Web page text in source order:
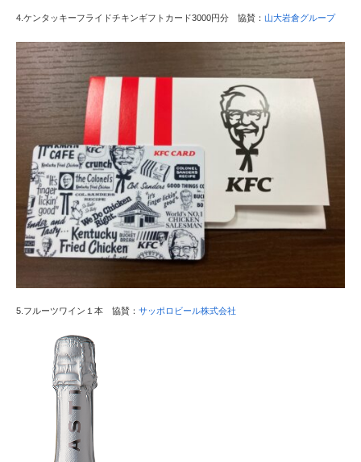
4.ケンタッキーフライドチキンギフトカード3000円分 協賛： 山大岩倉グループ
5.フルーツワイン１本 協賛： サッポロビール株式会社